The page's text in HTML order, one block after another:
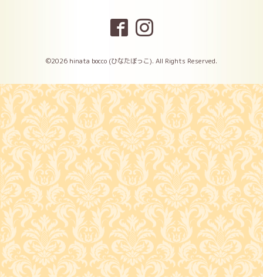
©2026 hinata bocco (ひなたぼっこ). All Rights Reserved.